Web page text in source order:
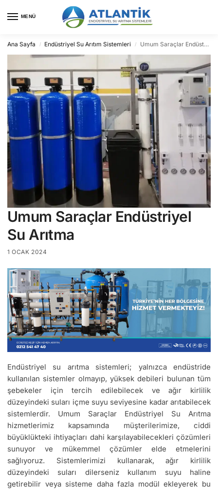
MENÜ
Ana Sayfa / Endüstriyel Su Arıtım Sistemleri / Umum Saraçlar Endüstriyel Su Arıtma
Umum Saraçlar Endüstriyel
Su Arıtma
1 OCAK 2024
Endüstriyel su arıtma sistemleri; yalnızca endüstride
kullanılan sistemler olmayıp, yüksek debileri bulunan tüm
şebekeler için tercih edilebilecek ve ağır kirlilik
düzeyindeki suları içme suyu seviyesine kadar arıtabilecek
sistemlerdir. Umum Saraçlar Endüstriyel Su Arıtma
hizmetlerimiz kapsamında müşterilerimize, ciddi
büyüklükteki ihtiyaçları dahi karşılayabilecekleri çözümleri
sunuyor ve mükemmel çözümler elde etmelerini
sağlıyoruz. Sistemlerimizi kullanarak, ağır kirlilik
düzeyindeki suları dilerseniz kullanım suyu haline
getirebilir veya sisteme daha fazla modül ekleyerek bu